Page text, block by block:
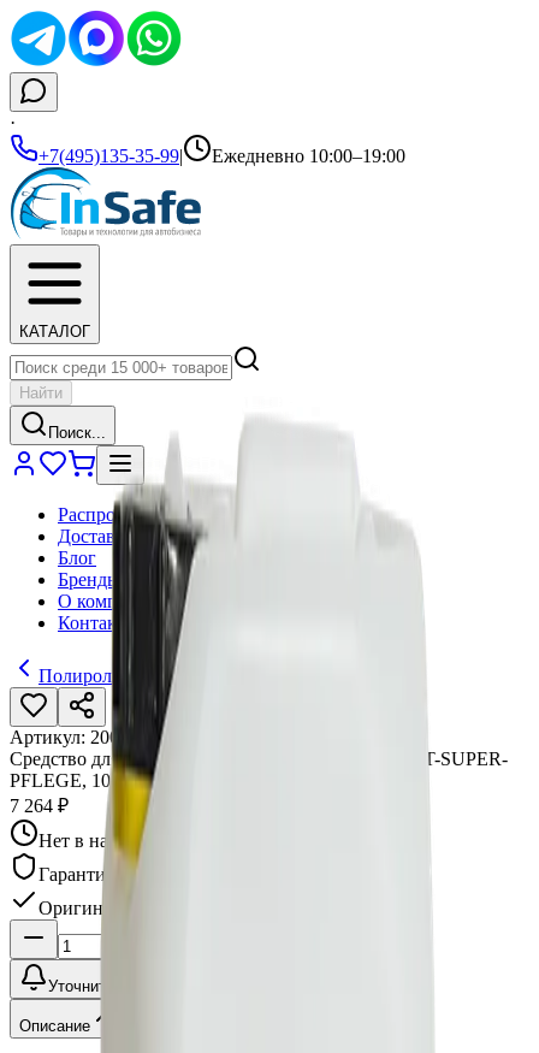
·
+7(495)135-35-99| Ежедневно 10:00–19:00
КАТАЛОГ
Найти
Поиск...
Распродажа
Доставка и оплата
Блог
Бренды
О компании
Контакты
Полироли для пластика (интерьер)
Артикул: 20010 Бренд:
Средство для ухода за пластиком, глянец COCKPIT-SUPER-
PFLEGE, 10л, 20010
7 264 ₽
Нет в наличии
Гарантия качества
Оригинал
Уточнить наличие
Описание